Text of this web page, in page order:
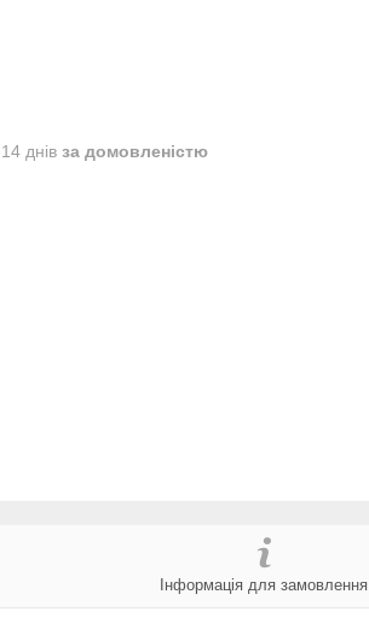
днів за домовленістю
Інформація для замовлення